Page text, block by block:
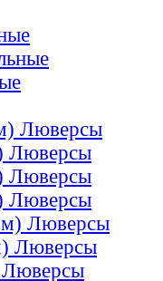
Люверсы
Люверсы
Люверсы
Люверсы